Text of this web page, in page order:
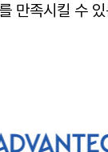
만족시킬 수